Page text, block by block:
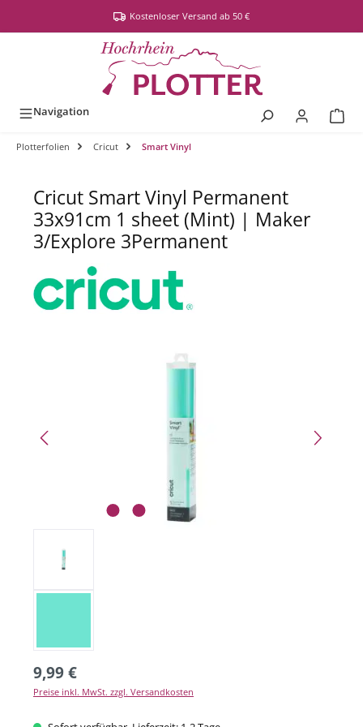
Kostenloser Versand ab 50 €
Navigation
Plotterfolien Cricut Smart Vinyl
Cricut Smart Vinyl Permanent
33x91cm 1 sheet (Mint) | Maker
3/Explore 3Permanent
9,99 €
Preise inkl. MwSt. zzgl. Versandkosten